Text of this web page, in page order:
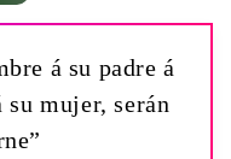
á su padre á
su mujer, serán